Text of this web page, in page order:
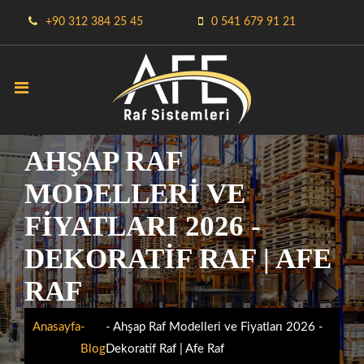
+90 312 384 25 45 0 541 679 91 21
AHŞAP RAF
MODELLERI VE
FIYATLARI 2026 -
DEKORATIF RAF | AFE
RAF
Anasayfa-
Blog
- Ahşap Raf Modelleri ve Fiyatları 2026 -
Dekoratif Raf | Afe Raf